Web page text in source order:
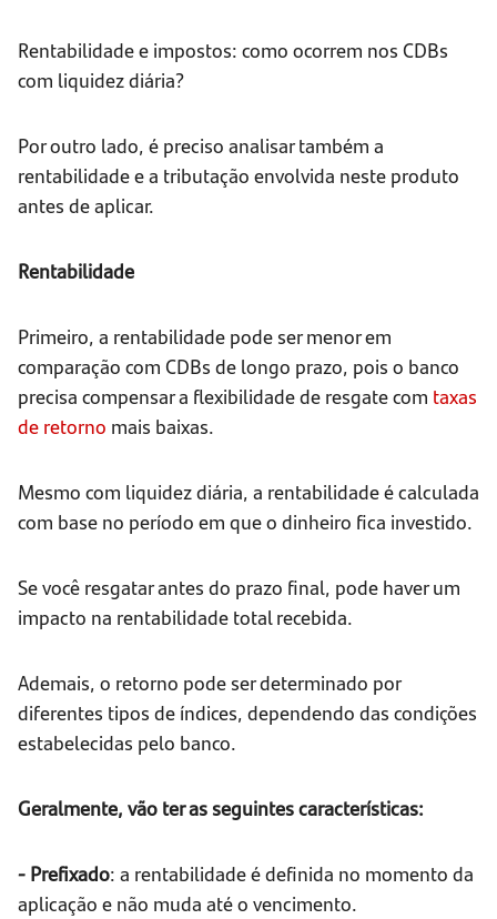
Rentabilidade e impostos: como ocorrem nos CDBs
com liquidez diária?
Por outro lado, é preciso analisar também a
rentabilidade e a tributação envolvida neste produto
antes de aplicar.
Rentabilidade
Primeiro, a rentabilidade pode ser menor em
comparação com CDBs de longo prazo, pois o banco
precisa compensar a flexibilidade de resgate com taxas
de retorno mais baixas.
Mesmo com liquidez diária, a rentabilidade é calculada
com base no período em que o dinheiro fica investido.
Se você resgatar antes do prazo final, pode haver um
impacto na rentabilidade total recebida.
Ademais, o retorno pode ser determinado por
diferentes tipos de índices, dependendo das condições
estabelecidas pelo banco.
Geralmente, vão ter as seguintes características:
- Prefixado: a rentabilidade é definida no momento da
aplicação e não muda até o vencimento.